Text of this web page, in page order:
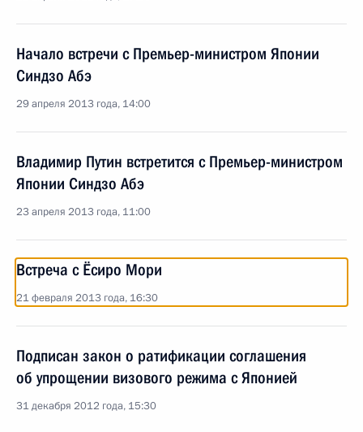
Начало встречи с Премьер-министром Японии
Синдзо Абэ
29 апреля 2013 года, 14:00
Владимир Путин встретится с Премьер-министром
Японии Синдзо Абэ
23 апреля 2013 года, 11:00
Встреча с Ёсиро Мори
21 февраля 2013 года, 16:30
Подписан закон о ратификации соглашения
об упрощении визового режима с Японией
31 декабря 2012 года, 15:30